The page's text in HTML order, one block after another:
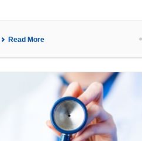
Read More